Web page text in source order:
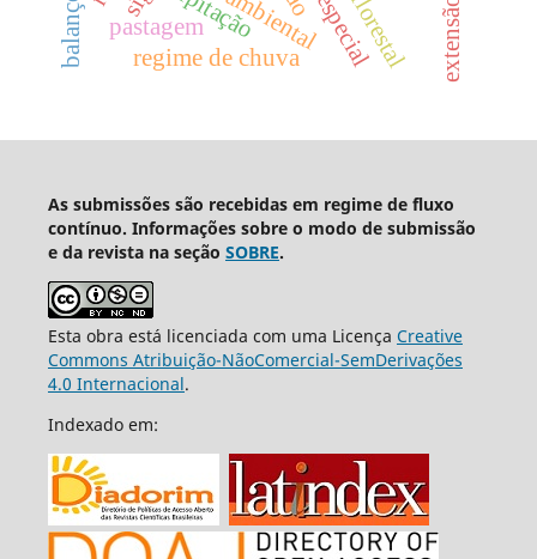
regime de chuva
pastagem
As submissões são recebidas em regime de fluxo
contínuo. Informações sobre o modo de submissão
e da revista na seção SOBRE.
Esta obra está licenciada com uma Licença Creative
Commons Atribuição-NãoComercial-SemDerivações
4.0 Internacional.
Indexado em: